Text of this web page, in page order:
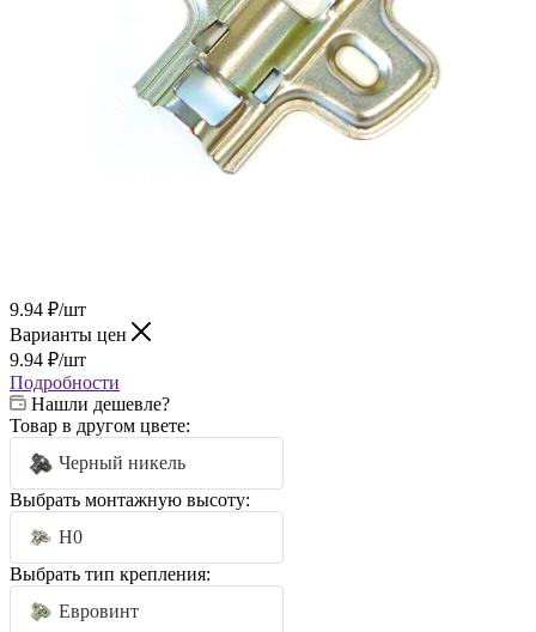
9.94 ₽/шт
Варианты цен
9.94 ₽/шт
Подробности
Нашли дешевле?
Товар в другом цвете:
Черный никель
Выбрать монтажную высоту:
H0
Выбрать тип крепления:
Евровинт